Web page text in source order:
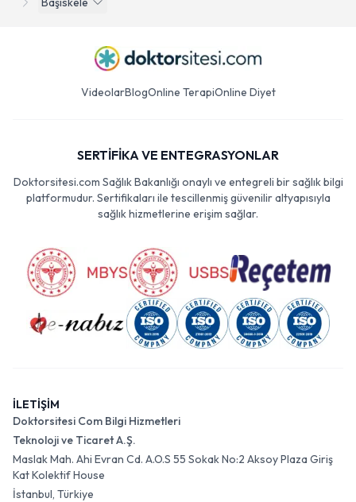
VideolarBlogOnline TerapiOnline Diyet
SERTİFİKA VE ENTEGRASYONLAR
Doktorsitesi.com Sağlık Bakanlığı onaylı ve entegreli bir sağlık bilgi
platformudur. Sertifikaları ile tescillenmiş güvenilir altyapısıyla
sağlık hizmetlerine erişim sağlar.
İLETİŞİM
Doktorsitesi Com Bilgi Hizmetleri
Teknoloji ve Ticaret A.Ş.
Maslak Mah. Ahi Evran Cd. A.O.S 55 Sokak No:2 Aksoy Plaza Giriş
Kat Kolektif House
İstanbul, Türkiye